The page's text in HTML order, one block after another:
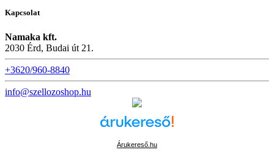
Kapcsolat
Namaka kft.
2030 Érd, Budai út 21.
+3620/960-8840
info@szellozoshop.hu
Árukereső.hu